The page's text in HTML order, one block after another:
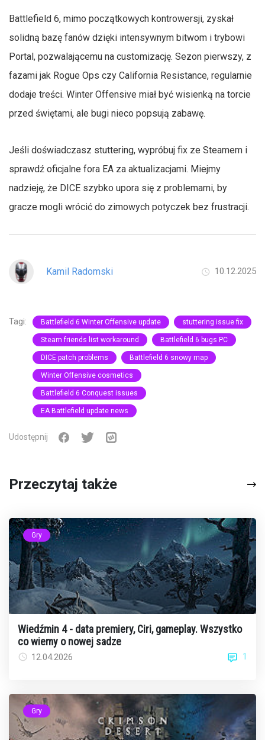
Battlefield 6, mimo początkowych kontrowersji, zyskał
solidną bazę fanów dzięki intensywnym bitwom i trybowi
Portal, pozwalającemu na customizację. Sezon pierwszy, z
fazami jak Rogue Ops czy California Resistance, regularnie
dodaje treści. Winter Offensive miał być wisienką na torcie
przed świętami, ale bugi nieco popsują zabawę.
Jeśli doświadczasz stuttering, wypróbuj fix ze Steamem i
sprawdź oficjalne fora EA za aktualizacjami. Miejmy
nadzieję, że DICE szybko upora się z problemami, by
gracze mogli wrócić do zimowych potyczek bez frustracji.
Kamil Radomski 10.12.2025
Tagi: Battlefield 6 Winter Offensive update stuttering issue fix
Steam friends list workaround Battlefield 6 bugs PC
DICE patch problems Battlefield 6 snowy map
Winter Offensive cosmetics
Battlefield 6 Conquest issues
EA Battlefield update news
Udostępnij
Przeczytaj także
Gry
Wiedźmin 4 - data premiery, Ciri, gameplay. Wszystko
co wiemy o nowej sadze
12.04.2026 1
Gry